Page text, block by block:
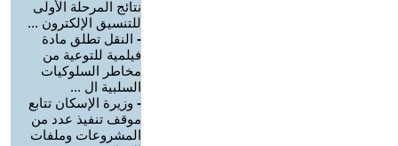
نتائج المرحلة الأولى
للتنسيق الإلكترون ...
- النقل تطلق مادة
فيلمية للتوعية من
مخاطر السلوكيات
السلبية ال ...
- وزيرة الإسكان تتابع
موقف تنفيذ عدد من
المشروعات وملفات